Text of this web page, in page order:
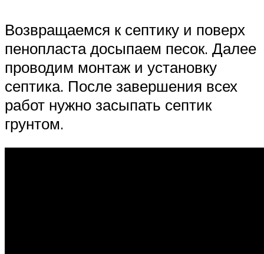
Возвращаемся к септику и поверх
пенопласта досыпаем песок. Далее
проводим монтаж и установку
септика. После завершения всех
работ нужно засыпать септик
грунтом.